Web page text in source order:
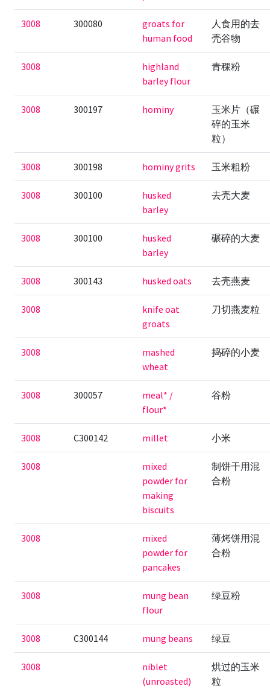
3008 300080
groats for
human food
人食用的去
壳谷物
3008
highland
barley flour
青稞粉
3008 300197 hominy
玉米片（碾
碎的玉米
粒）
3008 300198 hominy grits 玉米粗粉
3008 300100
husked
barley
去壳大麦
3008 300100
husked
barley
碾碎的大麦
3008 300143 husked oats 去壳燕麦
3008
knife oat
groats
刀切燕麦粒
3008
mashed
wheat
捣碎的小麦
3008 300057
meal* /
flour*
谷粉
3008 C300142 millet 小米
3008
mixed
powder for
making
biscuits
制饼干用混
合粉
3008
mixed
powder for
pancakes
薄烤饼用混
合粉
3008
mung bean
flour
绿豆粉
3008 C300144 mung beans 绿豆
3008
niblet
(unroasted)
烘过的玉米
粒